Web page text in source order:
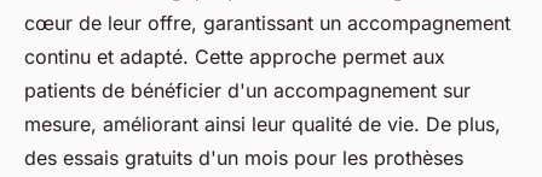
cœur de leur offre, garantissant un accompagnement
continu et adapté. Cette approche permet aux
patients de bénéficier d'un accompagnement sur
mesure, améliorant ainsi leur qualité de vie. De plus,
des essais gratuits d'un mois pour les prothèses